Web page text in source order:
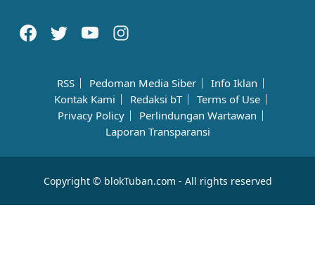
RSS Pedoman Media Siber
Info Iklan
Kontak Kami
Redaksi bT
Terms of Use
Privacy Policy
Perlindungan Wartawan
Laporan Transparansi
Copyright © blokTuban.com - All rights reserved